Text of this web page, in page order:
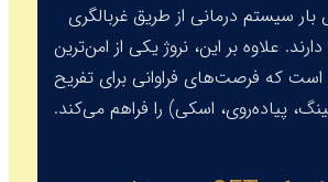
سیستم درمانی از طریق غربالگری
علاوه بر این، نروژ یکی از امن‌ترین
که فرصت‌های فراوانی برای تفریح
پیاده‌روی، اسکی) را فراهم می‌کند.